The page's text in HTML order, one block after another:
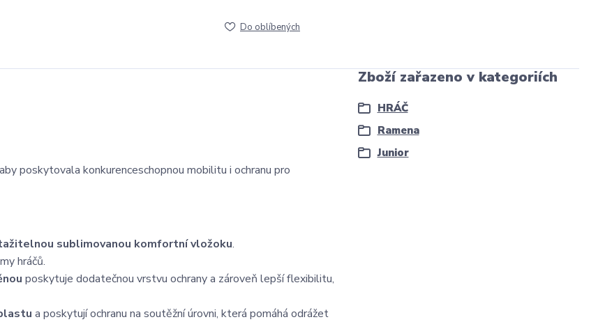
Do oblíbených
poskytovala konkurenceschopnou mobilitu i ochranu pro
sublimovanou komfortní vložoku.
hráčů.
poskytuje dodatečnou vrstvu ochrany a zároveň lepší flexibilitu,
a poskytují ochranu na soutěžní úrovni, která pomáhá odrážet
Zboží zařazeno v kategoriích
HRÁČ
Ramena
Junior